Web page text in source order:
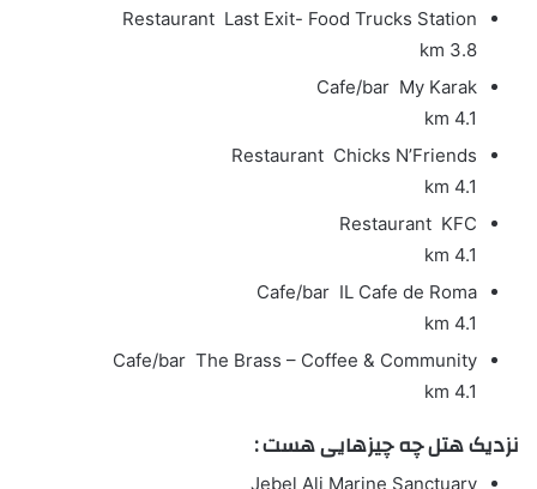
Restaurant Last Exit- Food Trucks Station
3.8 km
Cafe/bar My Karak
4.1 km
Restaurant Chicks N’Friends
4.1 km
Restaurant KFC
4.1 km
Cafe/bar IL Cafe de Roma
4.1 km
Cafe/bar The Brass – Coffee & Community
4.1 km
نزدیک هتل چه چیزهایی هست :
Jebel Ali Marine Sanctuary